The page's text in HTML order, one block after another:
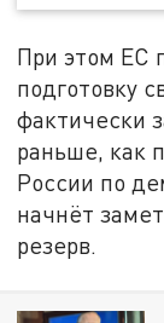
При этом ЕС
подготовку
фактически
раньше, как
России по
начнёт
резерв.